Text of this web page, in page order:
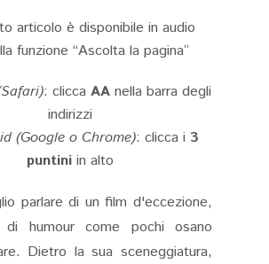
articolo è disponibile in audio
funzione “Ascolta la pagina”
: clicca AAnella barra degli
indirizzi
(Google o Chrome): clicca i 3
puntini in alto
parlare di un film d'eccezione,
humour come pochi osano
Dietro la sua sceneggiatura,